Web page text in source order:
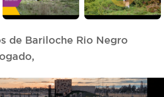
de Bariloche Rio Negro